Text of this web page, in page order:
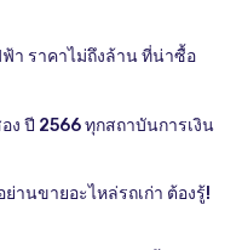
า ราคาไม่ถึงล้าน ที่น่าซื้อ
ง ปี 2566 ทุกสถาบันการเงิน
านขายอะไหล่รถเก่า ต้องรู้!